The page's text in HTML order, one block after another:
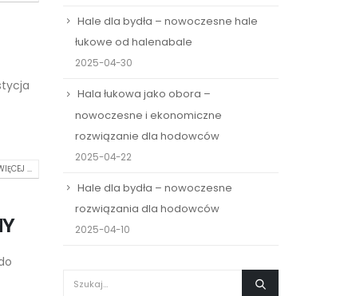
...
Hale dla bydła – nowoczesne hale
łukowe od halenabale
2025-04-30
Hala łukowa jako obora –
nowoczesne i ekonomiczne
rozwiązanie dla hodowców
2025-04-22
Hale dla bydła – nowoczesne
rozwiązania dla hodowców
2025-04-10